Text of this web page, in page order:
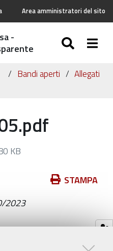
Area amministratori del sito
-
Bandi aperti
Allegati
KB
STAMPA
2023